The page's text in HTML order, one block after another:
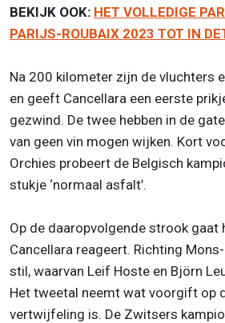
BEKIJK OOK: HET VOLLEDIGE
PARIJS-ROUBAIX 2023 TOT IN
Na 200 kilometer zijn de vluchters
en geeft Cancellara een eerste
gezwind. De twee hebben in de
van geen vin mogen wijken. Kort
Orchies probeert de Belgisch
stukje ‘normaal asfalt’.
Op de daaropvolgende strook gaat
Cancellara reageert. Richting
stil, waarvan Leif Hoste en Björn
Het tweetal neemt wat voorgift op
vertwijfeling is. De Zwitsers